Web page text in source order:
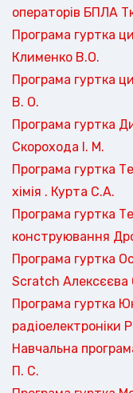
операторів БПЛА
Програма гуртка
Клименко В.О.
Програма гуртка
В. О.
Програма гуртка
Скорохода І. М.
Програма гуртка
хімія . Курта С.А.
Програма гуртка
конструювання
Програма гуртка
Scratch Алексєєва
Програма гуртка
радіоелектроніки
Навчальна
П. С.